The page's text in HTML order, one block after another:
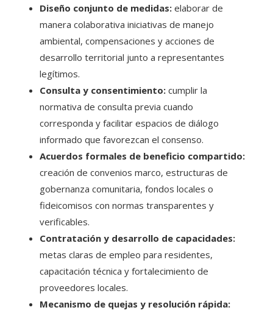
Diseño conjunto de medidas: elaborar de
manera colaborativa iniciativas de manejo
ambiental, compensaciones y acciones de
desarrollo territorial junto a representantes
legítimos.
Consulta y consentimiento: cumplir la
normativa de consulta previa cuando
corresponda y facilitar espacios de diálogo
informado que favorezcan el consenso.
Acuerdos formales de beneficio compartido:
creación de convenios marco, estructuras de
gobernanza comunitaria, fondos locales o
fideicomisos con normas transparentes y
verificables.
Contratación y desarrollo de capacidades:
metas claras de empleo para residentes,
capacitación técnica y fortalecimiento de
proveedores locales.
Mecanismo de quejas y resolución rápida: